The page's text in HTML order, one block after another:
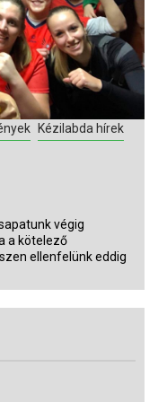
Kézilabda hírek
végig
a kötelező
ellenfelünk eddig